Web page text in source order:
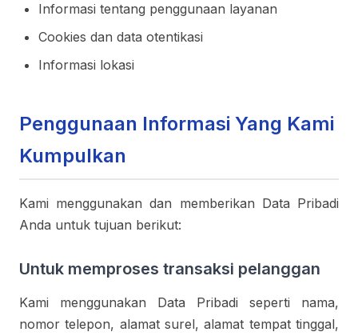
Informasi tentang penggunaan layanan
Cookies dan data otentikasi
Informasi lokasi
Penggunaan Informasi Yang Kami
Kumpulkan
Kami menggunakan dan memberikan Data Pribadi
Anda untuk tujuan berikut:
Untuk memproses transaksi pelanggan
Kami menggunakan Data Pribadi seperti nama,
nomor telepon, alamat surel, alamat tempat tinggal,